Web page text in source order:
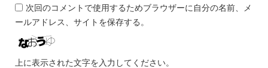
次回のコメントで使用するためブラウザーに自分の名前、メ
ールアドレス、サイトを保存する。
上に表示された文字を入力してください。